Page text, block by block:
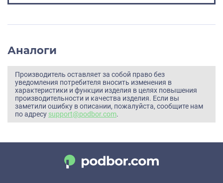
Аналоги
Производитель оставляет за собой право без
уведомления потребителя вносить изменения в
характеристики и функции изделия в целях повышения
производительности и качества изделия. Если вы
заметили ошибку в описании, пожалуйста, сообщите нам
по адресу support@podbor.com.